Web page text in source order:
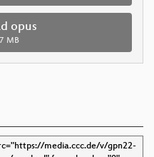
opus
MB